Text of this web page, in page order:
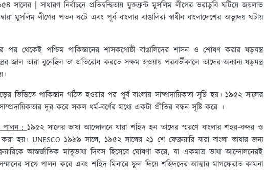
সালের | সাধারণ নির্বাচনে প্রতিদ্বন্দ্বিতায় যুক্তফ্রন্ট মুসলিম লীগের ভরাডুবি ঘটিয়ে জয়লাভ
মুসলিম লীগের পতন ঘটে এবং পূর্ব বাংলার বাঙালিরা স্বাধীন বাংলাদেশের অভ্যুদয় ঘটায়
পর থেকেই পশ্চিম পাকিস্তানের শাসকগোষ্ঠী বাঙালিদের শাসন ও শোষণ করার ষড়যন্ত্র
জাল তারা বুনেছিল তা প্রতিরোধ করতে সক্ষম হওয়ায় পরবর্তীকালে তাদের অন্যান্য ষড়যন্ত্র
ভিত্তিতে পাকিস্তান গঠিত হওয়ার পর পূর্ব বাংলায় সাম্প্রদায়িকতা সৃষ্টি হয়। ১৯৫২ সালের
দূর করে সকল ধর্ম-বর্ণের মধ্যে একটা প্রীতির বন্ধন সৃষ্টি করে ।
পালন :১৯৫২ সালের ভাষা আন্দোলনে যারা শহিদ হন তাদের স্মরণে বাংলার শহর-বন্দর ও
করা হয়। UNESCO ১৯৯৯ সালে, ১৯৫২ সালের ২১ শে ফেব্রুয়ারি যারা বাংলা ভাষার জন্য
আন্তর্জাতিক মাতৃভাষা দিবস হিসেবে ঘোষণা করে, যা একমাত্র ভাষা আন্দোলনেরই
সাথে পালন করে এবং শহিদ মিনারে ফুল দিয়ে শহিদদের আত্মার মাগফেরাত কামনা